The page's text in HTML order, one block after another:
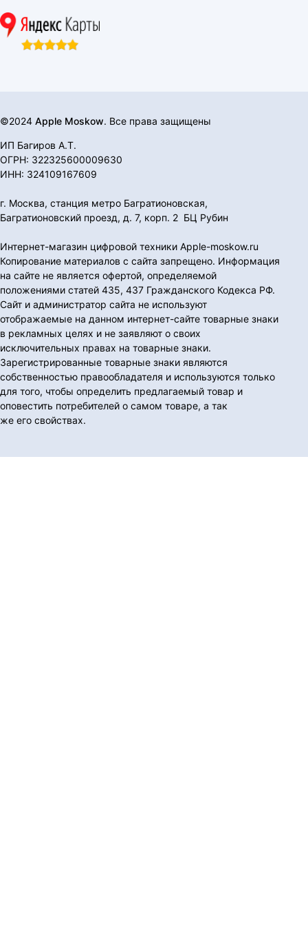
©2024 Apple Moskow. Все права защищены
ИП Багиров А.Т.
ОГРН: 322325600009630
ИНН: 324109167609
г. Москва, станция метро Багратионовская,
Багратионовский проезд, д. 7, корп. 2 БЦ Рубин
Интернет-магазин цифровой техники Apple-moskow.ru
Копирование материалов с сайта запрещено. Информация
на сайте не является офертой, определяемой
положениями статей 435, 437 Гражданского Кодекса РФ.
Сайт и администратор сайта не используют
отображаемые на данном интернет-сайте товарные знаки
в рекламных целях и не заявляют о своих
исключительных правах на товарные знаки.
Зарегистрированные товарные знаки являются
собственностью правообладателя и используются только
для того, чтобы определить предлагаемый товар и
оповестить потребителей о самом товаре, а так
же его свойствах.